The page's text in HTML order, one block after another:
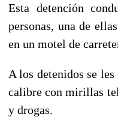
Esta detención
personas, una de
en un motel de
A los detenidos se
calibre con mirillas
y drogas.